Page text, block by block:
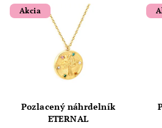
Akcia
Pozlacený náhrdelník
ETERNAL